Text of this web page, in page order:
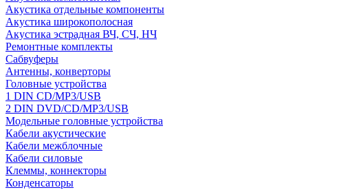
Акустика отдельные компоненты
Акустика широкополосная
Акустика эстрадная ВЧ, СЧ, НЧ
Ремонтные комплекты
Сабвуферы
Антенны, конверторы
Головные устройства
1 DIN CD/MP3/USB
2 DIN DVD/CD/MP3/USB
Модельные головные устройства
Кабели акустические
Кабели межблочные
Кабели силовые
Клеммы, коннекторы
Конденсаторы